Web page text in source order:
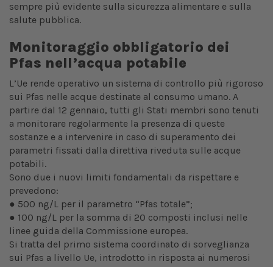
sempre più evidente sulla sicurezza alimentare e sulla
salute pubblica.
Monitoraggio obbligatorio dei
Pfas nell’acqua potabile
L’Ue rende operativo un sistema di controllo più rigoroso
sui Pfas nelle acque destinate al consumo umano. A
partire dal 12 gennaio, tutti gli Stati membri sono tenuti
a monitorare regolarmente la presenza di queste
sostanze e a intervenire in caso di superamento dei
parametri fissati dalla direttiva riveduta sulle acque
potabili.
Sono due i nuovi limiti fondamentali da rispettare e
prevedono:
● 500 ng/L per il parametro “Pfas totale”;
● 100 ng/L per la somma di 20 composti inclusi nelle
linee guida della Commissione europea.
Si tratta del primo sistema coordinato di sorveglianza
sui Pfas a livello Ue, introdotto in risposta ai numerosi